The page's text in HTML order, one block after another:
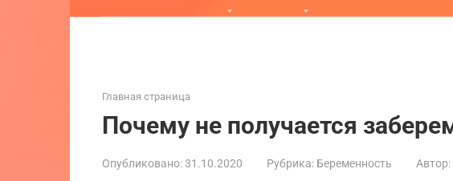
Главная страница
Почему не получается
Опубликовано:31.10.2020 Рубрика: Беременность Автор: